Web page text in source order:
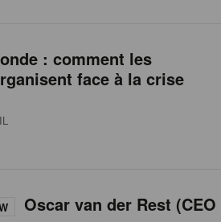
: comment les
face à la crise
Oscar van der Rest (CEO